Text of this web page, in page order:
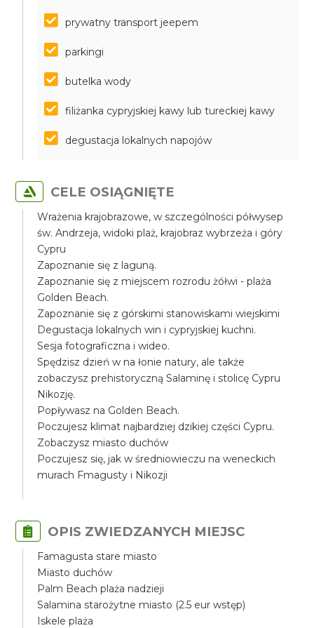
prywatny transport jeepem
parkingi
butelka wody
filiżanka cypryjskiej kawy lub tureckiej kawy
degustacja lokalnych napojów
CELE OSIĄGNIĘTE
Wrażenia krajobrazowe, w szczególności półwysep
św. Andrzeja, widoki plaż, krajobraz wybrzeża i góry
Cypru
Zapoznanie się z laguną.
Zapoznanie się z miejscem rozrodu żółwi - plaża
Golden Beach.
Zapoznanie się z górskimi stanowiskami wiejskimi
Degustacja lokalnych win i cypryjskiej kuchni.
Sesja fotograficzna i wideo.
Spędzisz dzień w na łonie natury, ale także
zobaczysz prehistoryczną Salaminę i stolicę Cypru
Nikozję.
Popływasz na Golden Beach.
Poczujesz klimat najbardziej dzikiej części Cypru.
Zobaczysz miasto duchów
Poczujesz się, jak w średniowieczu na weneckich
murach Fmagusty i Nikozji
OPIS ZWIEDZANYCH MIEJSC
Famagusta stare miasto
Miasto duchów
Palm Beach plaża nadzieji
Salamina starożytne miasto (2.5 eur wstęp)
Iskele plaża